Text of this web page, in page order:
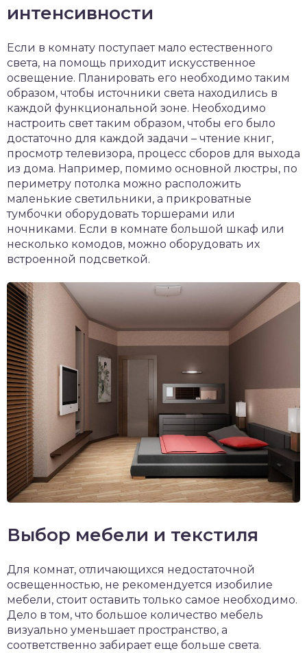
интенсивности
Если в комнату поступает мало естественного
света, на помощь приходит искусственное
освещение. Планировать его необходимо таким
образом, чтобы источники света находились в
каждой функциональной зоне. Необходимо
настроить свет таким образом, чтобы его было
достаточно для каждой задачи – чтение книг,
просмотр телевизора, процесс сборов для выхода
из дома. Например, помимо основной люстры, по
периметру потолка можно расположить
маленькие светильники, а прикроватные
тумбочки оборудовать торшерами или
ночниками. Если в комнате большой шкаф или
несколько комодов, можно оборудовать их
встроенной подсветкой.
Выбор мебели и текстиля
Для комнат, отличающихся недостаточной
освещенностью, не рекомендуется изобилие
мебели, стоит оставить только самое необходимо.
Дело в том, что большое количество мебель
визуально уменьшает пространство, а
соответственно забирает еще больше света.